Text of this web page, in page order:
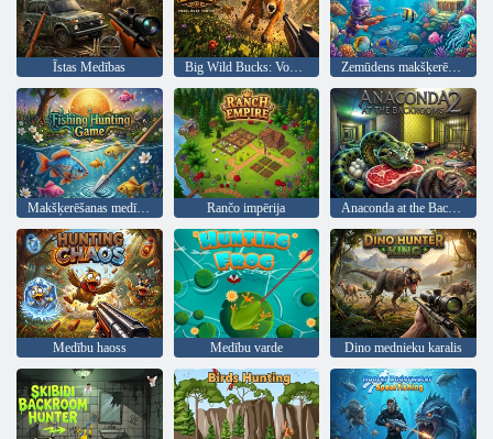
Īstas Medības Big Wild Bucks: Voxel Buck Hunter Zemūdens makšķerēšanas piedzīvojums
Makšķerēšanas medību spēle Rančo impērija
Medību haoss Medību varde Dino mednieku karalis